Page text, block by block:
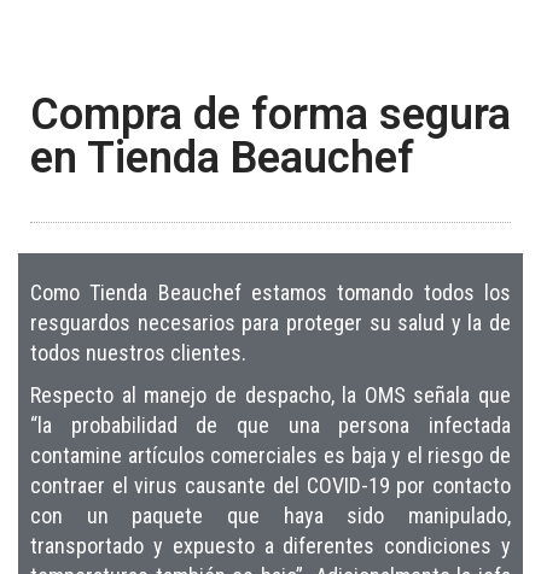
Compra de forma segura
en Tienda Beauchef
Como Tienda Beauchef estamos tomando todos los
resguardos necesarios para proteger su salud y la de
todos nuestros clientes.
Respecto al manejo de despacho, la OMS señala que
“la probabilidad de que una persona infectada
contamine artículos comerciales es baja y el riesgo de
contraer el virus causante del COVID-19 por contacto
con un paquete que haya sido manipulado,
transportado y expuesto a diferentes condiciones y